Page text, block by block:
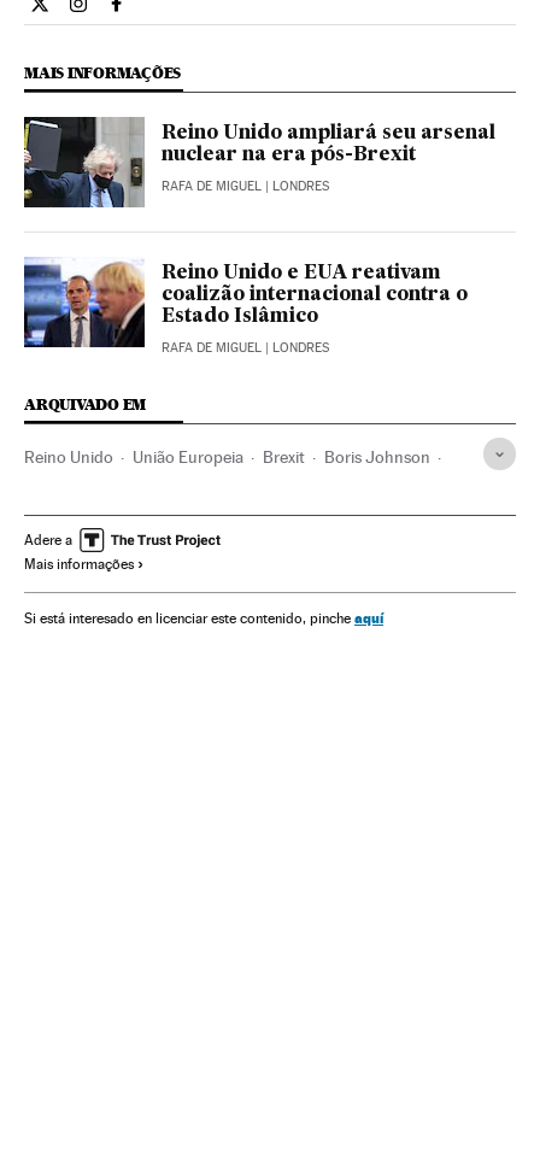
Internacional El País Brasil en Twitter
Internacional El País Brasil en Instagram
Internacional El País Brasil en Facebook
MAIS INFORMAÇÕES
Reino Unido ampliará seu arsenal
nuclear na era pós-Brexit
RAFA DE MIGUEL | LONDRES
Reino Unido e EUA reativam
coalizão internacional contra o
Estado Islâmico
RAFA DE MIGUEL | LONDRES
ARQUIVADO EM
Reino Unido União Europeia Brexit Boris Johnson
Mão obra Imigração Política migração
Mercado trabalho
Adere a
Mais informações
Si está interesado en licenciar este contenido, pinche aquí